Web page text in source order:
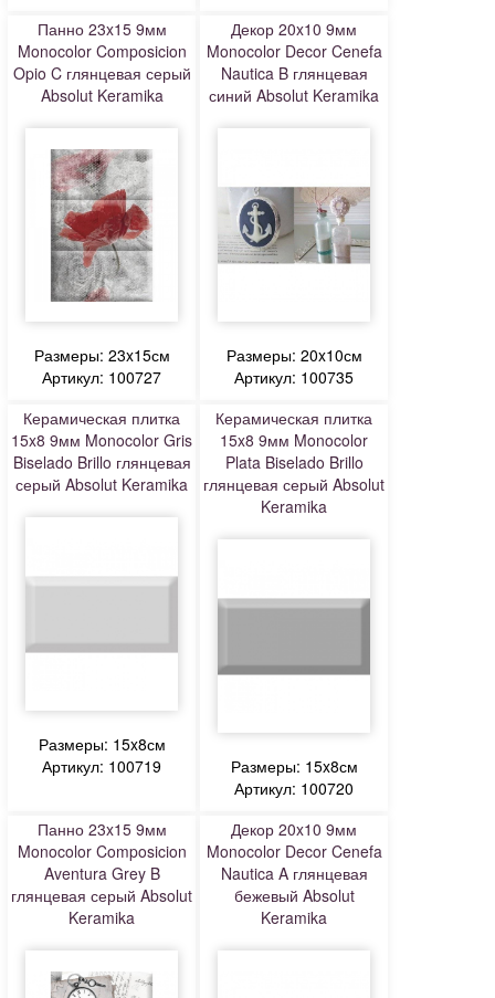
Панно 23x15 9мм
Monocolor Composicion
Opio C глянцевая серый
Absolut Keramika
Размеры: 23x15см
Артикул: 100727
Декор 20x10 9мм
Monocolor Decor Cenefa
Nautica B глянцевая
синий Absolut Keramika
Размеры: 20x10см
Артикул: 100735
Керамическая плитка
15x8 9мм Monocolor Gris
Biselado Brillo глянцевая
серый Absolut Keramika
Размеры: 15x8см
Артикул: 100719
Керамическая плитка
15x8 9мм Monocolor
Plata Biselado Brillo
глянцевая серый Absolut
Keramika
Размеры: 15x8см
Артикул: 100720
Панно 23x15 9мм
Monocolor Composicion
Aventura Grey B
глянцевая серый Absolut
Keramika
Декор 20x10 9мм
Monocolor Decor Cenefa
Nautica A глянцевая
бежевый Absolut
Keramika